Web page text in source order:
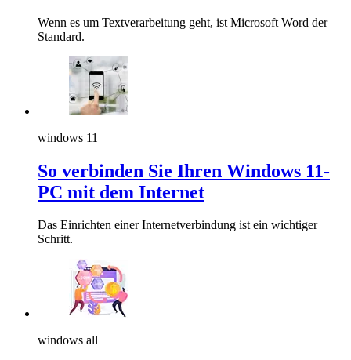
Wenn es um Textverarbeitung geht, ist Microsoft Word der
Standard.
windows 11
So verbinden Sie Ihren Windows 11-
PC mit dem Internet
Das Einrichten einer Internetverbindung ist ein wichtiger
Schritt.
windows all